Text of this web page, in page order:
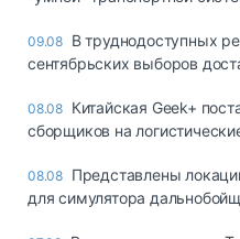
09.08 В труднодоступных
сентябрьских выборов
08.08 Китайская Geek+
сборщиков на
08.08 Представлены
для симулятора